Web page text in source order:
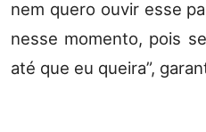
nem quero ouvir esse
nesse momento, pois
até que eu queira”,